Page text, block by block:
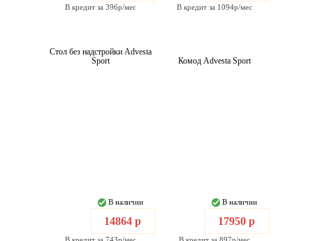
В кредит за 396р/мес В кредит за 1094р/мес
Стол без надстройки Advesta
Sport
В наличии
14864 р
Комод Advesta Sport
В наличии
17950 р